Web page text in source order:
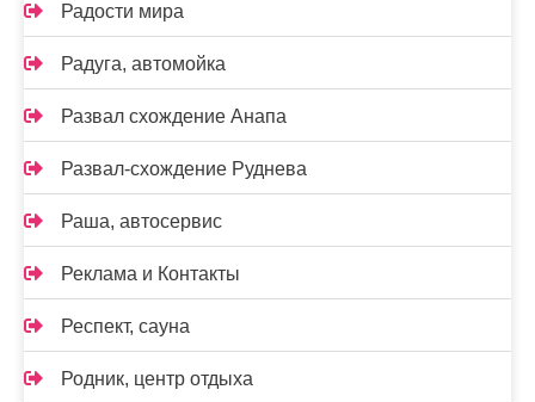
Радости мира
Радуга, автомойка
Развал схождение Анапа
Развал-схождение Руднева
Раша, автосервис
Реклама и Контакты
Респект, сауна
Родник, центр отдыха